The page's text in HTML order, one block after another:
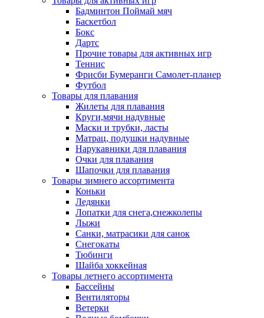
Бадминтон Поймай мяч
Баскетбол
Бокс
Дартс
Прочие товары для активных игр
Теннис
Фрисби Бумеранги Самолет-планер
Футбол
Товары для плавания
Жилеты для плавания
Круги,мячи надувные
Маски и трубки, ласты
Матрац, подушки надувные
Нарукавники для плавания
Очки для плавания
Шапочки для плавания
Товары зимнего ассортимента
Коньки
Ледянки
Лопатки для снега,снежколепы
Лыжи
Санки, матрасики для санок
Снегокаты
Тюбинги
Шайба хоккейная
Товары летнего ассортимента
Бассейны
Вентиляторы
Ветерки